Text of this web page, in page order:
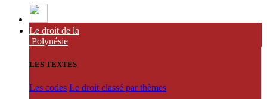
Le droit de la
Polynésie
LES TEXTES
Les codes Le droit classé par thèmes